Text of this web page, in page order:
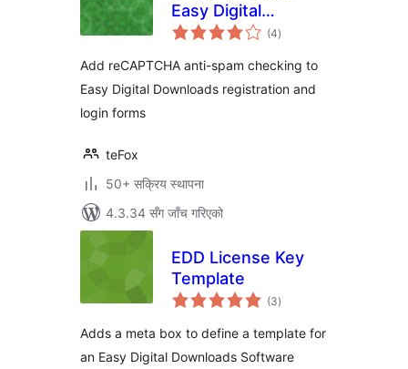
Easy Digital
Downloads
(4कुल
रेटिङ्गहरू
)
Add reCAPTCHA anti-spam checking to
Easy Digital Downloads registration and
login forms
teFox
50+ सक्रिय स्थापना
4.3.34 सँग जाँच गरिएको
EDD License Key
Template
(3कुल
रेटिङ्गहरू
)
Adds a meta box to define a template for
an Easy Digital Downloads Software